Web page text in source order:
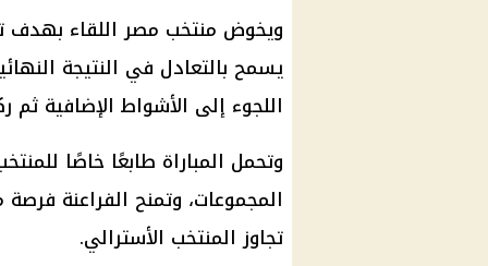
ويخوض منتخب مصر اللقاء بهدف
يسمح بالتعادل في النتيجة
اللجوء إلى الأشواط الإضافية ثم
وتحمل المباراة طابعًا خاصًا
المجموعات، وتمنح الفراعنة
تجاوز المنتخب الأسترالي.